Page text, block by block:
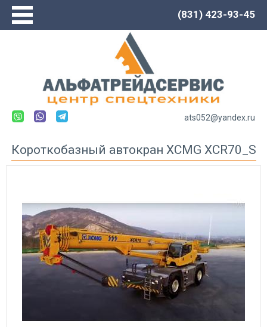
(831) 423-93-45
Сервис
Каталог
Новости
Спецтехника LOVOL
Погрузчики
Экскаваторы
Экскаваторы-погрузчики
Спецтехника XCMG
ats052@yandex.ru
Короткобазный автокран XCMG XCR70_S